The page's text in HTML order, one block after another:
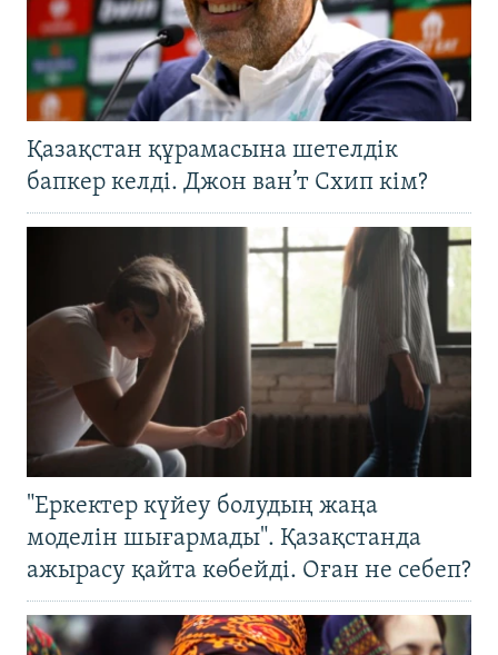
Қазақстан құрамасына шетелдік
бапкер келді. Джон ван’т Схип кім?
"Еркектер күйеу болудың жаңа
моделін шығармады". Қазақстанда
ажырасу қайта көбейді. Оған не себеп?